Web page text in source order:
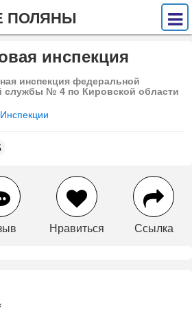
ПОЛЯНЫ
инспекция
инспекция федеральной
службы № 4 по Кировской области
Инспекции
Нравиться Ссылка